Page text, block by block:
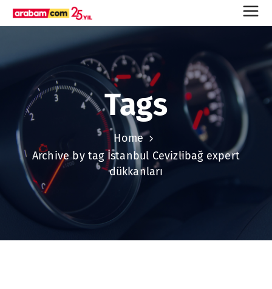
Tags
Home
Archive by tag İstanbul Cevizlibağ expert
dükkanları